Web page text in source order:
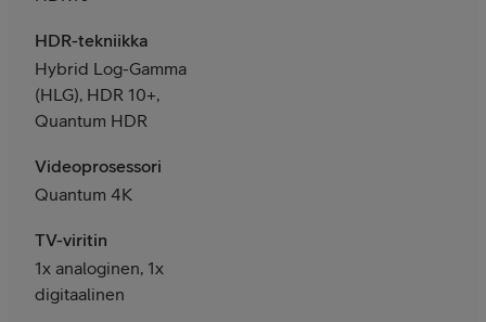
HDR-tekniikka
Hybrid Log-Gamma
(HLG), HDR 10+,
Quantum HDR
Videoprosessori
Quantum 4K
TV-viritin
1x analoginen, 1x
digitaalinen